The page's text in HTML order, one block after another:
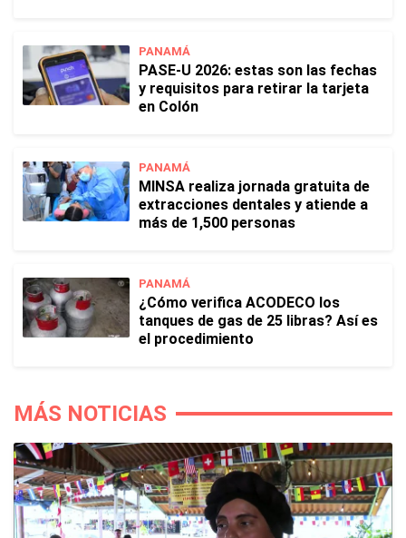
PANAMÁ
PASE-U 2026: estas son las fechas
y requisitos para retirar la tarjeta
en Colón
PANAMÁ
MINSA realiza jornada gratuita de
extracciones dentales y atiende a
más de 1,500 personas
PANAMÁ
¿Cómo verifica ACODECO los
tanques de gas de 25 libras? Así es
el procedimiento
MÁS NOTICIAS